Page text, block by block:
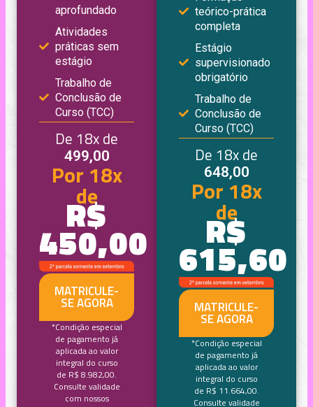
aprofundado
Atividades
práticas sem
estágio
Trabalho de
Conclusão de
Curso (TCC)
De 18x de
499,00
Por 18x
de
R$
450,00
MATRICULE-
SE AGORA
*Condição especial
de pagamento já
aplicada ao valor
integral do curso
de R$ 8.982,00.
Consulte validade
com nossos
teórico-prática
completa
Estágio
supervisionado
obrigatório
Trabalho de
Conclusão de
Curso (TCC)
De 18x de
648,00
Por 18x
de
R$
615,60
MATRICULE-
SE AGORA
*Condição especial
de pagamento já
aplicada ao valor
integral do curso
de R$ 11.664,00.
Consulte validade